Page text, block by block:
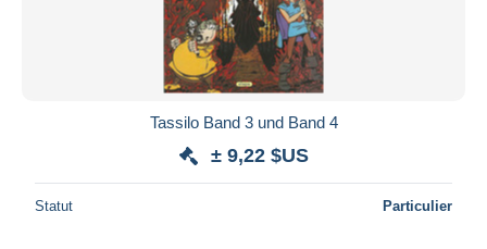
Tassilo Band 3 und Band 4
± 9,22 $US
Statut Particulier